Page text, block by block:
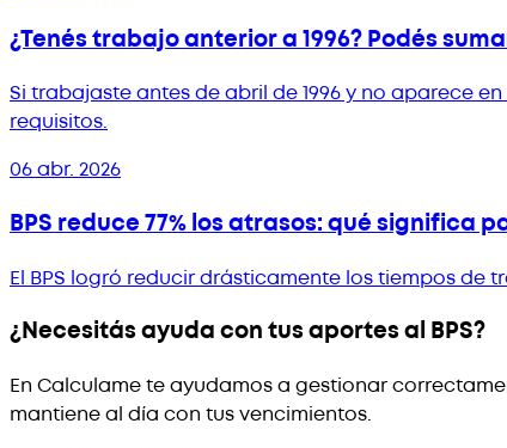
¿Tenés trabajo anterior a 1996? Podés
Si trabajaste antes de abril de 1996 y no aparece
requisitos.
06 abr. 2026
BPS reduce 77% los atrasos: qué significa
El BPS logró reducir drásticamente los tiempos
¿Necesitás ayuda con tus aportes al BPS?
En Calculame te ayudamos a gestionar
mantiene al día con tus vencimientos.